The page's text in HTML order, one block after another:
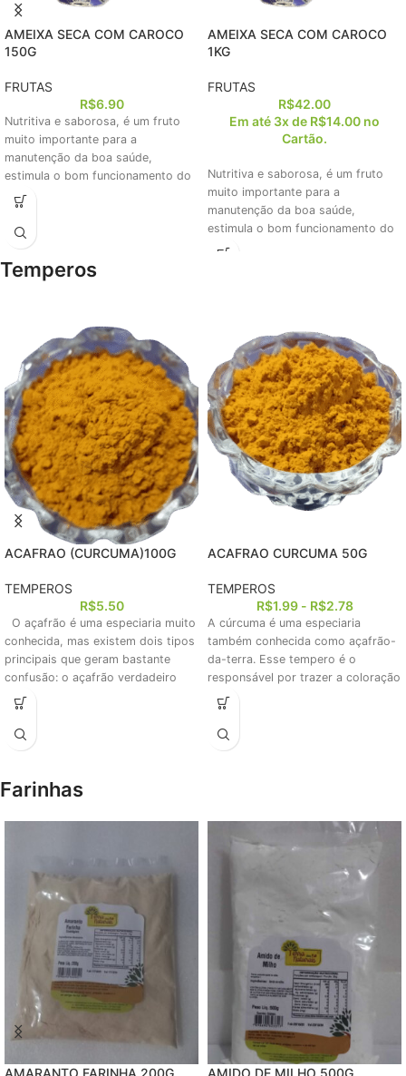
AMEIXA SECA COM CAROCO
150G
FRUTAS
R$6.90
Nutritiva e saborosa, é um fruto
muito importante para a
manutenção da boa saúde,
estimula o bom funcionamento do
intestino,
AMEIXA SECA COM CAROCO
1KG
FRUTAS
R$42.00
Em até 3x de R$14.00 no
Cartão.
Nutritiva e saborosa, é um fruto
muito importante para a
manutenção da boa saúde,
estimula o bom funcionamento do
intestino,
Temperos
ACAFRAO (CURCUMA)100G
TEMPEROS
R$5.50
O açafrão é uma especiaria muito
conhecida, mas existem dois tipos
principais que geram bastante
confusão: o açafrão verdadeiro
ACAFRAO CURCUMA 50G
TEMPEROS
R$1.99- R$2.78
A cúrcuma é uma especiaria
também conhecida como açafrão-
da-terra. Esse tempero é o
responsável por trazer a coloração
amarelada ao curry,
Farinhas
AMARANTO FARINHA 200G AMIDO DE MILHO 500G